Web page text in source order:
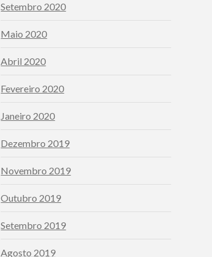
Setembro 2020
Maio 2020
Abril 2020
Fevereiro 2020
Janeiro 2020
Dezembro 2019
Novembro 2019
Outubro 2019
Setembro 2019
Agosto 2019